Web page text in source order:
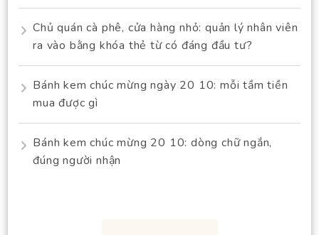
Chủ quán cà phê, cửa hàng nhỏ: quản lý nhân viên
ra vào bằng khóa thẻ từ có đáng đầu tư?
Bánh kem chúc mừng ngày 20 10: mỗi tầm tiền
mua được gì
Bánh kem chúc mừng 20 10: dòng chữ ngắn,
đúng người nhận